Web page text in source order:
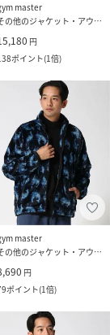
master
その他のジャケット・アウター
円
ポイント(1倍)
master
その他のジャケット・アウター
円
ポイント(1倍)